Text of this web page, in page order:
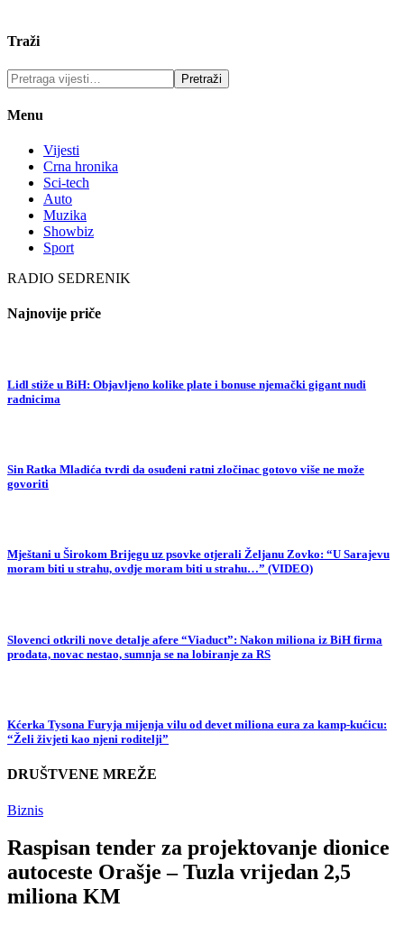
Traži
Menu
Vijesti
Crna hronika
Sci-tech
Auto
Muzika
Showbiz
Sport
RADIO SEDRENIK
Najnovije priče
Lidl stiže u BiH: Objavljeno kolike plate i bonuse njemački gigant nudi
radnicima
Sin Ratka Mladića tvrdi da osuđeni ratni zločinac gotovo više ne može
govoriti
Mještani u Širokom Brijegu uz psovke otjerali Željanu Zovko: “U Sarajevu
moram biti u strahu, ovdje moram biti u strahu…” (VIDEO)
Slovenci otkrili nove detalje afere “Viaduct”: Nakon miliona iz BiH firma
prodata, novac nestao, sumnja se na lobiranje za RS
Kćerka Tysona Furyja mijenja vilu od devet miliona eura za kamp-kućicu:
“Želi živjeti kao njeni roditelji”
DRUŠTVENE MREŽE
Biznis
Raspisan tender za projektovanje dionice
autoceste Orašje – Tuzla vrijedan 2,5
miliona KM